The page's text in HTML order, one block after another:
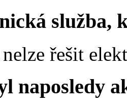
služba,
řešit
naposledy